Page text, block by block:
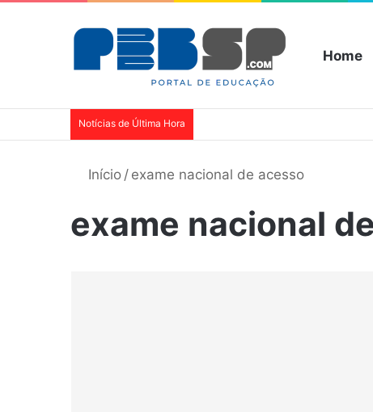
Home
Notícias de Última Hora
Início / exame nacional de acesso
exame nacional